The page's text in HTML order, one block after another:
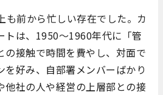
も前から忙しい存在でした。カ
トは、1950～1960年代に「管
の接触で時間を費やし、対面で
を好み、自部署メンバーばかり
他社の人や経営の上層部との接